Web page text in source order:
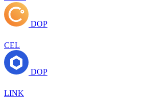
DOP
CEL
DOP
LINK